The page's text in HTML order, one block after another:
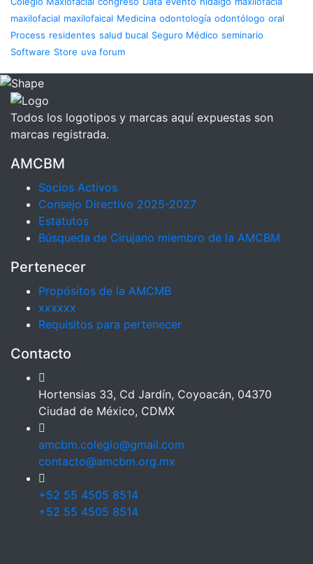
maxilofacial maxilofaical Medicina odontología odontólogo oral
Process residentes salud bucal Seguro Médico seminario
Software Store uva forum
Todos los logotipos y marcas aquí expuestas son
marcas registrada.
AMCBM
Socios Activos
Consejo Directivo 2025-2027
Estatutos
Búsqueda de Cirujano miembro de la AMCBM
Pertenecer
Propósitos de la AMCMB
xxxxxx
Requisitos para pertenecer
Contacto
Hortensias 33, Cd Jardín, Coyoacán, 04370
Ciudad de México, CDMX
amcbm.colegio@gmail.com
contacto@amcbm.org.mx
+52 55 4505 8514
+52 55 4505 8514